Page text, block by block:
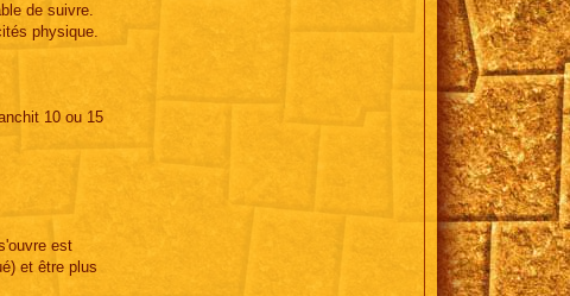
de suivre.
physique.
10 ou 15
est
et être plus